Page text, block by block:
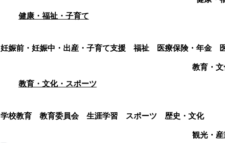
健康・福祉・子育て
妊娠前・妊娠中・出産・子育て支援 福祉 医療保険・年金
教育・
教育・文化・スポーツ
学校教育 教育委員会 生涯学習 スポーツ
歴史・文化
観光・